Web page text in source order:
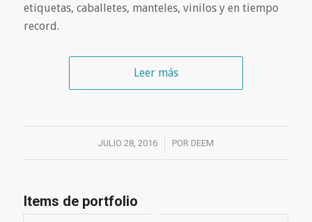
etiquetas, caballetes, manteles, vinilos y en tiempo
record.
Leer más
JULIO 28, 2016
/ POR DEEM
Items de portfolio